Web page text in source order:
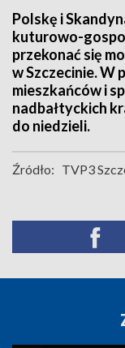
Polskę i
kuturowo-
przekonać się
w Szczecinie. W
mieszkańców i
nadbałtyckich
do niedzieli.
Źródło: TVP3